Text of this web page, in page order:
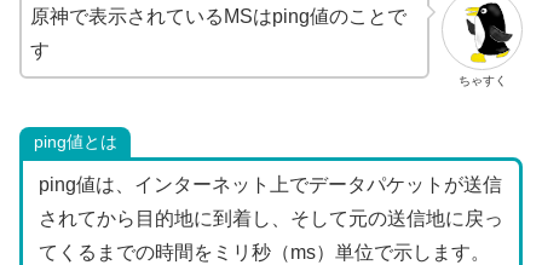
ちゃすく
原神で表示されているMSはping値のことで
す
ping値とは
ping値は、インターネット上でデータパケットが送信
されてから目的地に到着し、そして元の送信地に戻っ
てくるまでの時間をミリ秒（ms）単位で示します。